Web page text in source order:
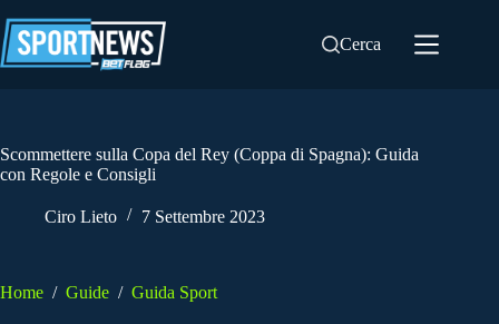
al
contenuto
Cerca
Scommettere sulla Copa del Rey (Coppa di Spagna): Guida
con Regole e Consigli
Ciro Lieto 7 Settembre 2023
Home / Guide / Guida Sport